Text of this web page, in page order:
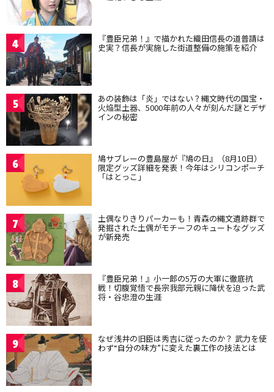
4 『豊臣兄弟！』で描かれた織田信長の道普請は
史実？信長が実施した街道整備の施策を紹介
5 あの装飾は「炎」ではない？縄文時代の国宝・
火焔型土器、5000年前の人々が刻んだ謎とデザ
インの秘密
6 鳩サブレーの豊島屋が『鳩の日』（8月10日）
限定グッズ詳細を発表！今年はシリコンポーチ
「はとっこ」
7 土偶なりきりパーカーも！青森の縄文遺跡群で
発掘された土偶がモチーフのキュートなグッズ
が新発売
8 『豊臣兄弟！』小一郎の5万の大軍に徹底抗
戦！切腹覚悟で長宗我部元親に降伏を迫った武
将・谷忠澄の生涯
9 なぜ浅井の旧臣は秀吉に従ったのか？ 武力を使
わず“自分の味方”に変えた裏工作の技法とは